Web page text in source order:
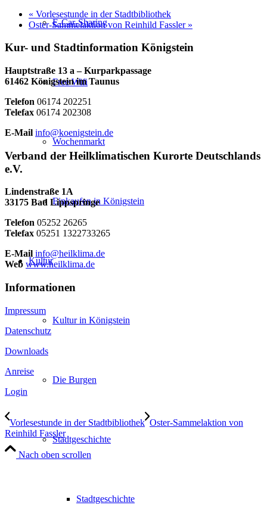
E-Car-Sharing
Free Wifi
Wochenmarkt
Einkaufen in Königstein
Kultur
Kultur in Königstein
Die Burgen
Stadtgeschichte
Stadtgeschichte
« Vorlesestunde in der Stadtbibliothek
Oster-Sammelaktion von Reinhild Fassler »
Kur- und Stadtinformation Königstein
Hauptstraße 13 a – Kurparkpassage
61462 Königstein im Taunus
Telefon 06174 202251
Telefax 06174 202308
E-Mail info@koenigstein.de
Verband der Heilklimatischen Kurorte Deutschlands
e.V.
Lindenstraße 1A
33175 Bad Lippspringe
Telefon 05252 26265
Telefax 05251 1322733265
E-Mail info@heilklima.de
Web www.heilklima.de
Informationen
Impressum
Datenschutz
Downloads
Anreise
Login
Vorlesestunde in der Stadtbibliothek Oster-Sammelaktion von
Reinhild Fassler
Nach oben scrollen